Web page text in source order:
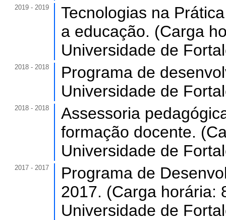
2019 - 2019
Tecnologias na
a educação. (Carga
Universidade de
2018 - 2018
Programa de
Universidade de
2018 - 2018
Assessoria
formação docente.
Universidade de
2017 - 2017
Programa de
2017. (Carga horária:
Universidade de